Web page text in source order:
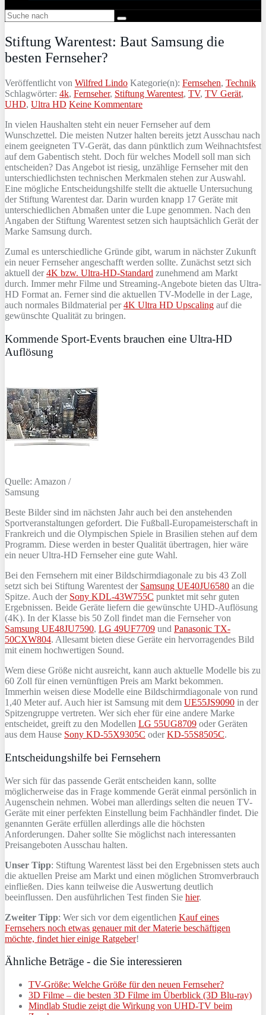
Stiftung Warentest: Baut Samsung die
besten Fernseher?
Veröffentlicht von Wilfred Lindo Kategorie(n): Fernsehen, Technik
Schlagwörter: 4k, Fernseher, Stiftung Warentest, TV, TV Gerät,
UHD, Ultra HD Keine Kommentare
In vielen Haushalten steht ein neuer Fernseher auf dem
Wunschzettel. Die meisten Nutzer halten bereits jetzt Ausschau nach
einem geeigneten TV-Gerät, das dann pünktlich zum Weihnachtsfest
auf dem Gabentisch steht. Doch für welches Modell soll man sich
entscheiden? Das Angebot ist riesig, unzählige Fernseher mit den
unterschiedlichsten technischen Merkmalen stehen zur Auswahl.
Eine mögliche Entscheidungshilfe stellt die aktuelle Untersuchung
der Stiftung Warentest dar. Darin wurden knapp 17 Geräte mit
unterschiedlichen Abmaßen unter die Lupe genommen. Nach den
Angaben der Stiftung Warentest setzen sich hauptsächlich Gerät der
Marke Samsung durch.
Zumal es unterschiedliche Gründe gibt, warum in nächster Zukunft
ein neuer Fernseher angeschafft werden sollte. Zunächst setzt sich
aktuell der4K bzw. Ultra-HD-Standard zunehmend am Markt
durch. Immer mehr Filme und Streaming-Angebote bieten das Ultra-
HD Format an. Ferner sind die aktuellen TV-Modelle in der Lage,
auch normales Bildmaterial per4K Ultra HD Upscaling auf die
gewünschte Qualität zu bringen.
Kommende Sport-Events brauchen eine Ultra-HD
Auflösung
Quelle: Amazon /
Samsung
Beste Bilder sind im nächsten Jahr auch bei den anstehenden
Sportveranstaltungen gefordert. Die Fußball-Europameisterschaft in
Frankreich und die Olympischen Spiele in Brasilien stehen auf dem
Programm. Diese werden in bester Qualität übertragen, hier wäre
ein neuer Ultra-HD Fernseher eine gute Wahl.
Bei den Fernsehern mit einer Bildschirmdiagonale zu bis 43 Zoll
setzt sich bei Stiftung Warentest der Samsung UE40JU6580 an die
Spitze. Auch der Sony KDL-43W755C punktet mit sehr guten
Ergebnissen. Beide Geräte liefern die gewünschte UHD-Auflösung
(4K). In der Klasse bis 50 Zoll findet man die Fernseher von
Samsung UE48JU7590, LG 49UF7709 und Panasonic TX-
50CXW804. Allesamt bieten diese Geräte ein hervorragendes Bild
mit einem hochwertigen Sound.
Wem diese Größe nicht ausreicht, kann auch aktuelle Modelle bis zu
60 Zoll für einen vernünftigen Preis am Markt bekommen.
Immerhin weisen diese Modelle eine Bildschirmdiagonale von rund
1,40 Meter auf. Auch hier ist Samsung mit dem UE55JS9090 in der
Spitzengruppe vertreten. Wer sich eher für eine andere Marke
entscheidet, greift zu den Modellen LG 55UG8709 oder Geräten
aus dem Hause Sony KD-55X9305C oderKD-55S8505C.
Entscheidungshilfe bei Fernsehern
Wer sich für das passende Gerät entscheiden kann, sollte
möglicherweise das in Frage kommende Gerät einmal persönlich in
Augenschein nehmen. Wobei man allerdings selten die neuen TV-
Geräte mit einer perfekten Einstellung beim Fachhändler findet. Die
genannten Geräte erfüllen allerdings alle die höchsten
Anforderungen. Daher sollte Sie möglichst nach interessanten
Preisangeboten Ausschau halten.
Unser Tipp: Stiftung Warentest lässt bei den Ergebnissen stets auch
die aktuellen Preise am Markt und einen möglichen Stromverbrauch
einfließen. Dies kann teilweise die Auswertung deutlich
beeinflussen. Den ausführlichen Test finden Sie hier.
Zweiter Tipp: Wer sich vor dem eigentlichen Kauf eines
Fernsehers noch etwas genauer mit der Materie beschäftigen
möchte, findet hier einige Ratgeber!
Ähnliche Beträge - die Sie interessieren
TV-Größe: Welche Größe für den neuen Fernseher?
3D Filme – die besten 3D Filme im Überblick (3D Blu-ray)
Mindlab Studie zeigt die Wirkung von UHD-TV beim